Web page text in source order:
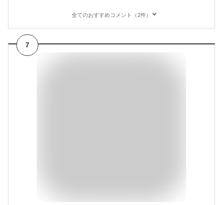
全てのおすすめコメント（2件）
7